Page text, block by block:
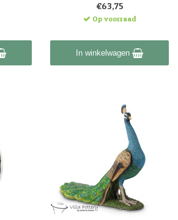
€63,75
Op voorraad
In winkelwagen